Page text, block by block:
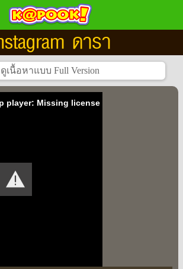
ดารา
player: Missing license